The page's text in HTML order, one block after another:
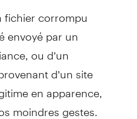
fichier corrompu
envoyé par un
ou d’un
d’un site
en apparence,
moindres gestes.